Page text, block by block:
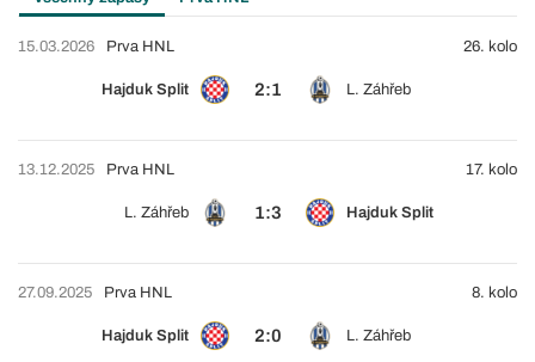
15.03.2026
Hajduk Split 2:1 L. Záhřeb
Prva HNL 26. kolo
13.12.2025
L. Záhřeb 1:3 Hajduk Split
Prva HNL 17. kolo
27.09.2025
Hajduk Split 2:0 L. Záhřeb
Prva HNL 8. kolo